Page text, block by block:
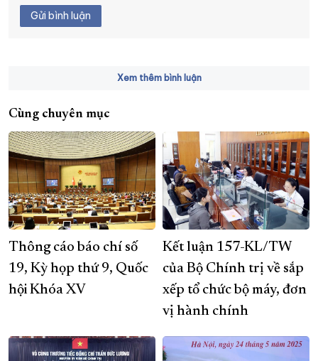
Gửi bình luận
Xem thêm bình luận
Cùng chuyên mục
Thông cáo báo chí số
19, Kỳ họp thứ 9, Quốc
hội Khóa XV
Kết luận 157-KL/TW
của Bộ Chính trị về sắp
xếp tổ chức bộ máy, đơn
vị hành chính